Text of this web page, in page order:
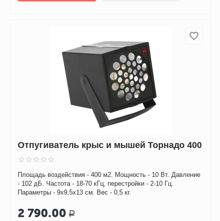
Отпугиватель крыс и мышей Торнадо 400
Площадь воздействия - 400 м2. Мощность - 10 Вт. Давление
- 102 дБ. Частота - 18-70 кГц, перестройки - 2-10 Гц.
Параметры - 9х9,5х13 см. Вес - 0,5 кг.
2 790.00 Р